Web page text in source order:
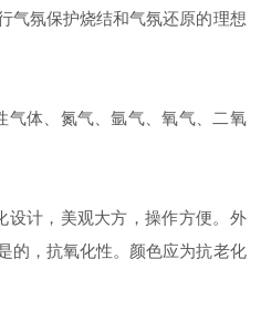
气氛保护烧结和气氛还原的理想
体、氮气、氩气、氧气、二氧
计，美观大方，操作方便。外
的，抗氧化性。颜色应为抗老化